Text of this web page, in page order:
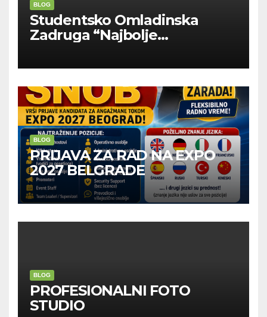
BLOG
Studentsko Omladinska
Zadruga “Najbolje
BLOG
PRIJAVA ZA RAD NA EXPO
2027 BELGRADE
BLOG
PROFESIONALNI FOTO
STUDIO